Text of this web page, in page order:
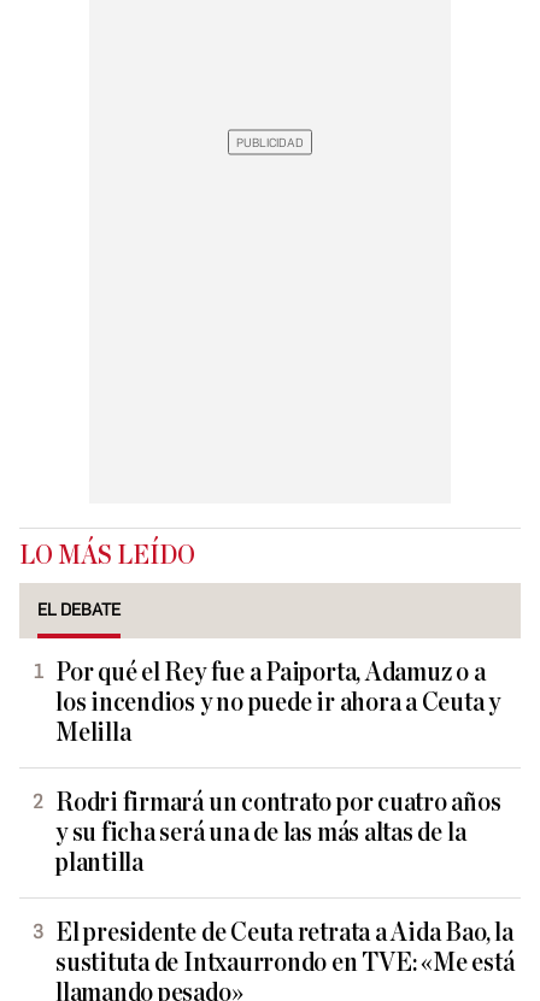
LO MÁS LEÍDO
EL DEBATE
Por qué el Rey fue a Paiporta, Adamuz o a
los incendios y no puede ir ahora a Ceuta y
Melilla
Rodri firmará un contrato por cuatro años
y su ficha será una de las más altas de la
plantilla
El presidente de Ceuta retrata a Aida Bao, la
sustituta de Intxaurrondo en TVE: «Me está
llamando pesado»